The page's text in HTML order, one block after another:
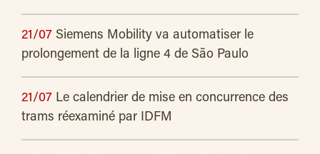
21/07 Siemens Mobility va automatiser le
prolongement de la ligne 4 de São Paulo
21/07 Le calendrier de mise en concurrence des
trams réexaminé par IDFM